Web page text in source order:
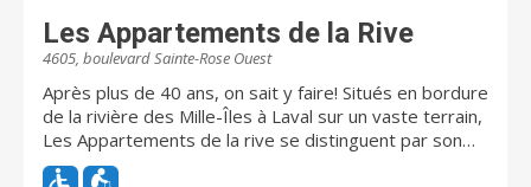
Les Appartements de la Rive
4605, boulevard Sainte-Rose Ouest
Après plus de 40 ans, on sait y faire! Situés en bordure
de la rivière des Mille-Îles à Laval sur un vaste terrain,
Les Appartements de la rive se distinguent par son
emplacement, sa galerie marchande et sa